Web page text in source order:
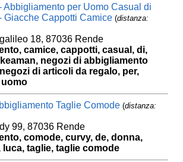
Abbigliamento per Uomo Casual di
Giacche Cappotti Camice (distanza:
18, 87036 Rende
camice, cappotti, casual, di,
negozi di abbigliamento
di articoli da regalo, per,
uomo
Taglie Comode (distanza:
99, 87036 Rende
comode, curvy, de, donna,
luca, taglie, taglie comode